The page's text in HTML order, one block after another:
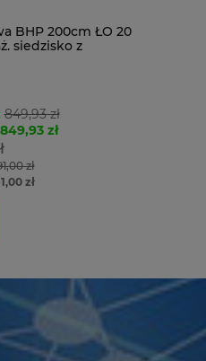
BHP 200cm ŁO 20
siedzisko z
849,93 zł
849,93 zł
zł
zł